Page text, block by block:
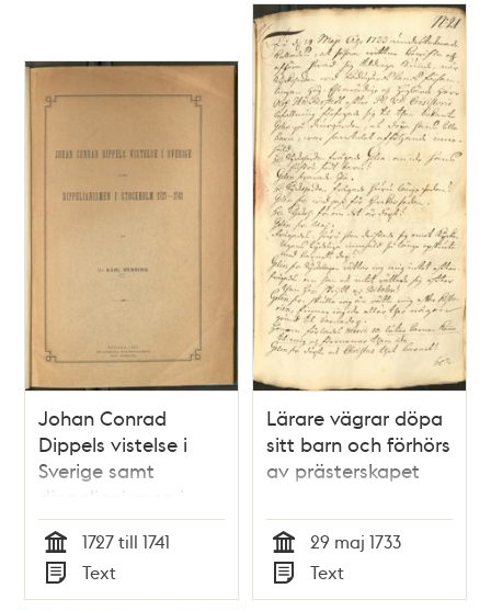
Johan Conrad
Dippels vistelse i
Sverige samt
dippelianismen i
Stockholm 1727-1741
Tid
1727 till 1741
Typ
Text
Lärare vägrar döpa
sitt barn och förhörs
av prästerskapet
Tid
29 maj 1733
Typ
Text